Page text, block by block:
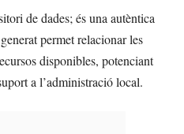
de dades; és una autèntica
permet relacionar les
disponibles, potenciant
a l’administració local.